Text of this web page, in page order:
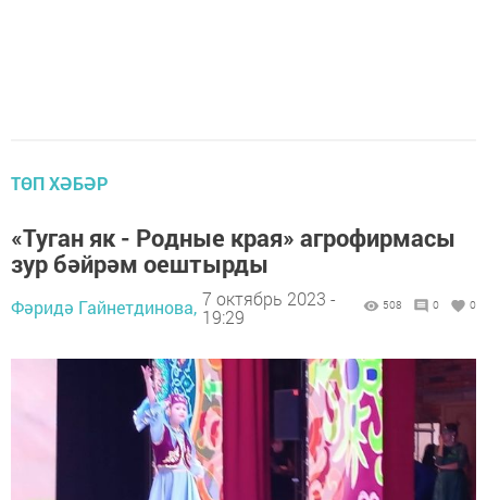
ТӨП ХӘБӘР
«Туган як - Родные края» агрофирмасы
зур бәйрәм оештырды
Фәридә Гайнетдинова, 7 октябрь 2023 -
19:29
508 0 0